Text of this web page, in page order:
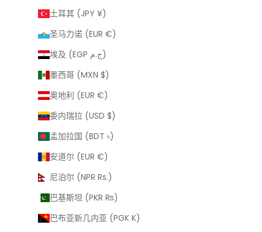
土耳其 (JPY ¥)
圣马力诺 (EUR €)
埃及 (EGP ج.م)
墨西哥 (MXN $)
奥地利 (EUR €)
委内瑞拉 (USD $)
孟加拉国 (BDT ৳)
安道尔 (EUR €)
尼泊尔 (NPR Rs.)
巴基斯坦 (PKR ₨)
巴布亚新几内亚 (PGK K)